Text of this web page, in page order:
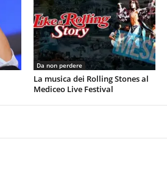
Da non perdere
La musica dei Rolling Stones al
Mediceo Live Festival